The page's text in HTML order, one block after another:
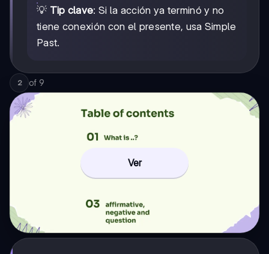
💡 Tip clave: Si la acción ya terminó y no
tiene conexión con el presente, usa Simple
Past.
2 of 9
Ver